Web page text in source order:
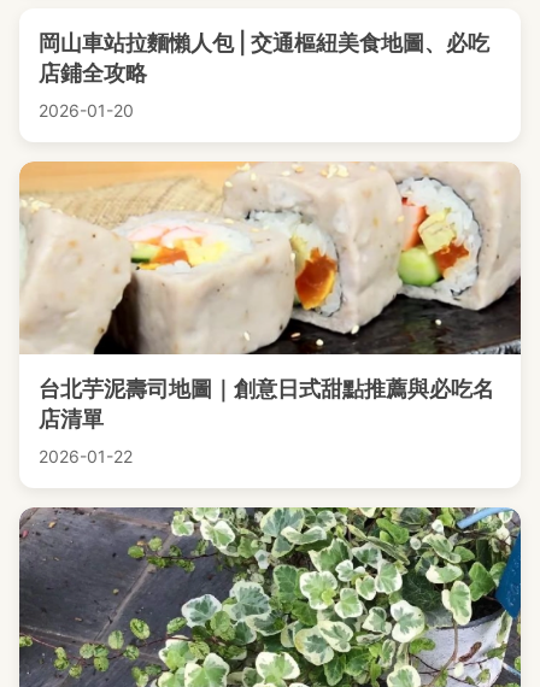
岡山車站拉麵懶人包 | 交通樞紐美食地圖、必吃
店鋪全攻略
2026-01-20
台北芋泥壽司地圖｜創意日式甜點推薦與必吃名
店清單
2026-01-22